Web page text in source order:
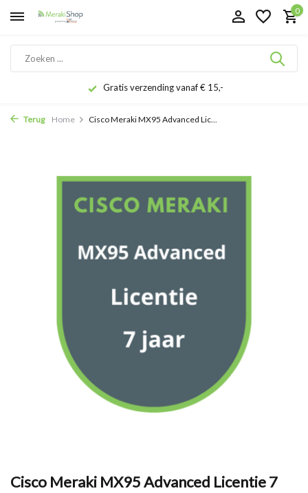
0
Gratis verzending vanaf € 15,-
Terug Home Cisco Meraki MX95 Advanced Lic...
Cisco Meraki MX95 Advanced Licentie 7